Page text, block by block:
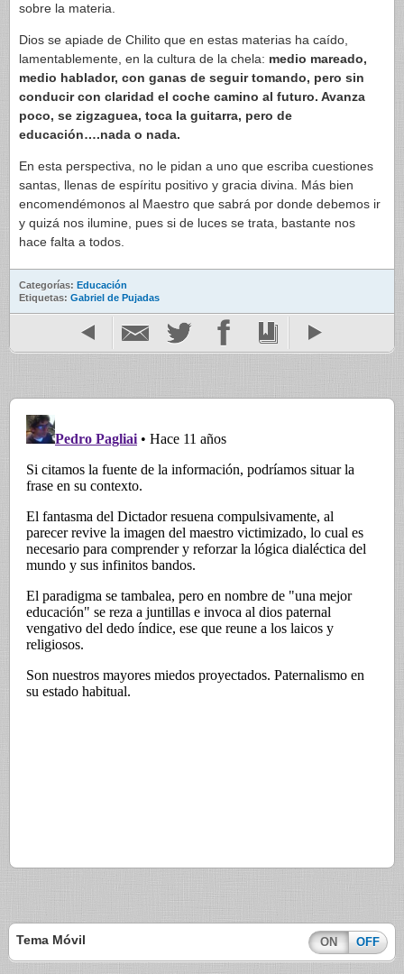
sobre la materia.
Dios se apiade de Chilito que en estas materias ha caído,
lamentablemente, en la cultura de la chela: medio mareado,
medio hablador, con ganas de seguir tomando, pero sin
conducir con claridad el coche camino al futuro. Avanza
poco, se zigzaguea, toca la guitarra, pero de
educación….nada o nada.
En esta perspectiva, no le pidan a uno que escriba cuestiones
santas, llenas de espíritu positivo y gracia divina. Más bien
encomendémonos al Maestro que sabrá por donde debemos ir
y quizá nos ilumine, pues si de luces se trata, bastante nos
hace falta a todos.
Categorías: Educación
Etiquetas: Gabriel de Pujadas
Tema Móvil ON OFF